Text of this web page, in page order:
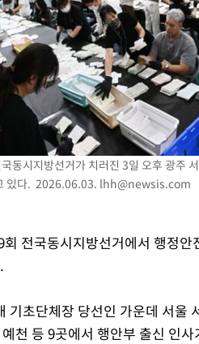
망·1명 실종
더위, 열대야 계속[다음
기회로 삼겠다"
과 걱정 안겨드려 죄송"
㎜ 비
닥 1.3%↑
동시지방선거가 치러진 3일 오후 광주
있다. 2026.06.03. lhh@newsis.com
전국동시지방선거에서 행정
기초단체장 당선인 가운데 서울
천 등 9곳에서 행안부 출신 인